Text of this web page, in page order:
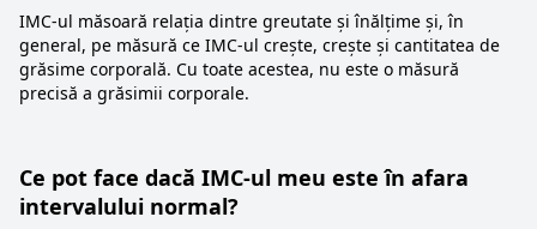
IMC-ul măsoară relația dintre greutate și înălțime și, în
general, pe măsură ce IMC-ul crește, crește și cantitatea de
grăsime corporală. Cu toate acestea, nu este o măsură
precisă a grăsimii corporale.
Ce pot face dacă IMC-ul meu este în afara
intervalului normal?